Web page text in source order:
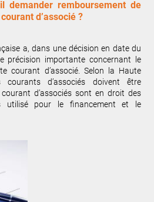
demander remboursement de
d’associé ?
a, dans une décision en date du
précision importante concernant le
courant d’associé. Selon la Haute
courants d’associés doivent être
d’associés sont en droit des
utilisé pour le financement et le